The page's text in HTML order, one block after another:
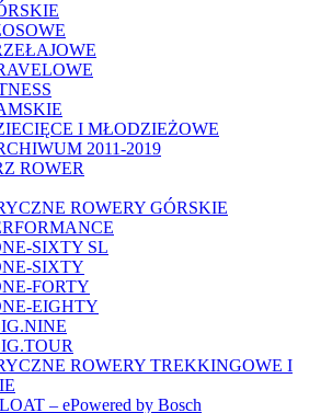
I MŁODZIEŻOWE
2011-2019
ROWER
ROWERY GÓRSKIE
SIXTY SL
SIXTY
FORTY
EIGHTY
ROWERY TREKKINGOWE I
– ePowered by Bosch